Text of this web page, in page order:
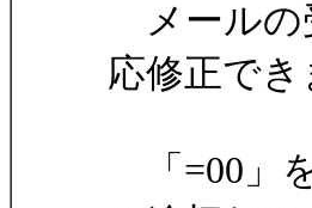
メールの
応修正でき
「=00」